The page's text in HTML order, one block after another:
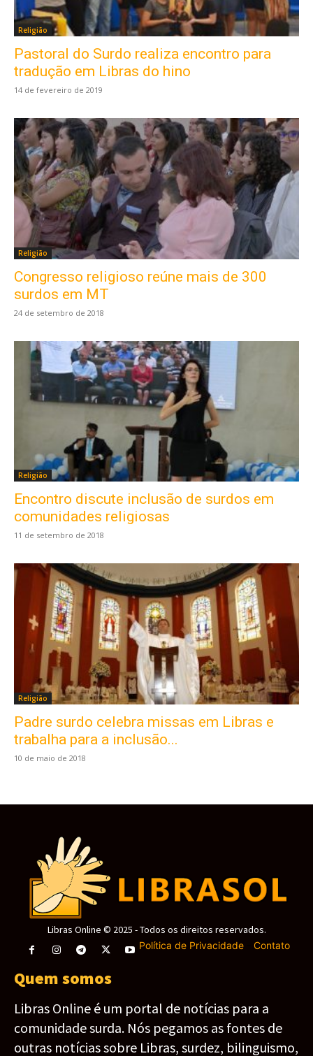
Religião
Pastoral do Surdo realiza encontro para
tradução em Libras do hino
14 de fevereiro de 2019
Religião
Congresso religioso reúne mais de 300
surdos em MT
24 de setembro de 2018
Religião
Encontro discute inclusão de surdos em
comunidades religiosas
11 de setembro de 2018
Religião
Padre surdo celebra missas em Libras e
trabalha para a inclusão...
10 de maio de 2018
Libras Online © 2025 - Todos os direitos reservados.
Política de Privacidade- Contato
Quem somos
Libras Online é um portal de notícias para a
comunidade surda. Nós pegamos as fontes de
outras notícias sobre Libras, surdez, bilinguismo,